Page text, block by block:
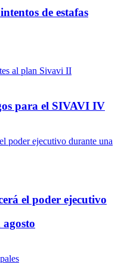
de estafas
para el SIVAVI IV
el poder ejecutivo